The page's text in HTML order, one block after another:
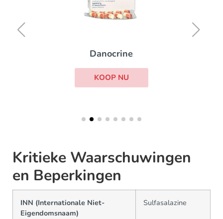
Danocrine
KOOP NU
Kritieke Waarschuwingen
en Beperkingen
INN (Internationale Niet-
Eigendomsnaam)
Sulfasalazine